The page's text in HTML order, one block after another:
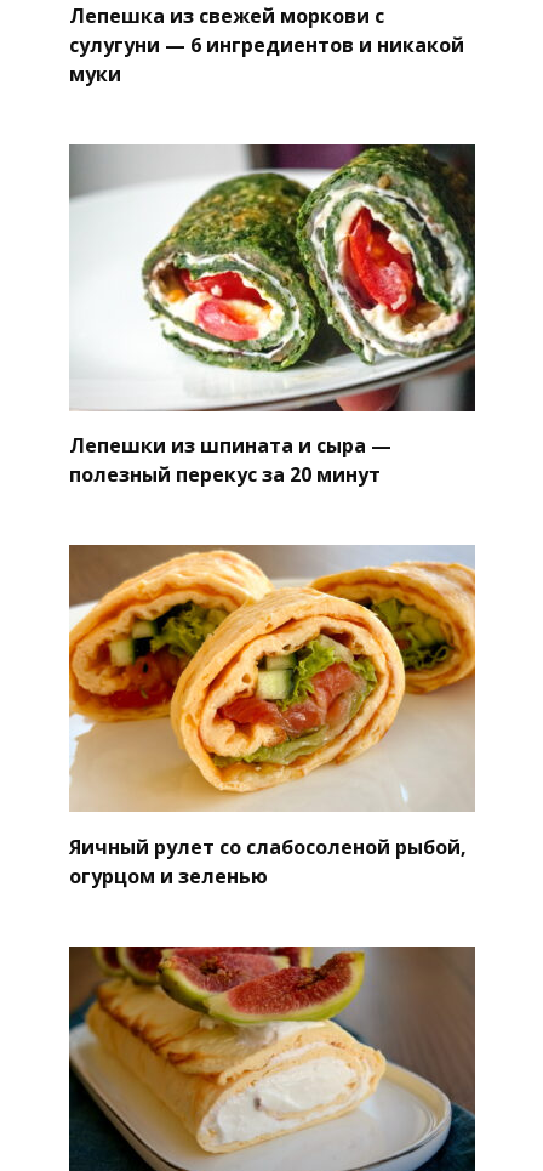
Лепешка из свежей моркови с
сулугуни — 6 ингредиентов и никакой
муки
Лепешки из шпината и сыра —
полезный перекус за 20 минут
Яичный рулет со слабосоленой рыбой,
огурцом и зеленью